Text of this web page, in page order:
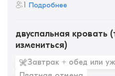
1 Подробнее
двуспальная кровать
измениться)
Завтрак + обед или